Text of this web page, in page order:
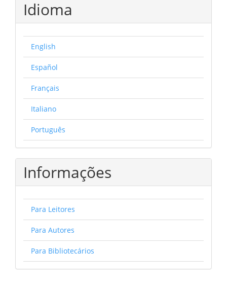
Idioma
English
Español
Français
Italiano
Português
Informações
Para Leitores
Para Autores
Para Bibliotecários